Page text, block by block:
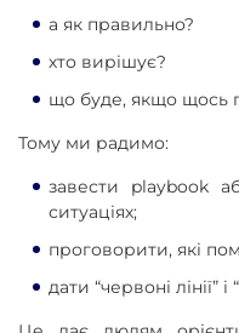
а як правильно?
хто вирішує?
що буде, якщо щось
Тому ми радимо:
завести playbook
ситуаціях;
проговорити, які
дати “червоні лінії” і